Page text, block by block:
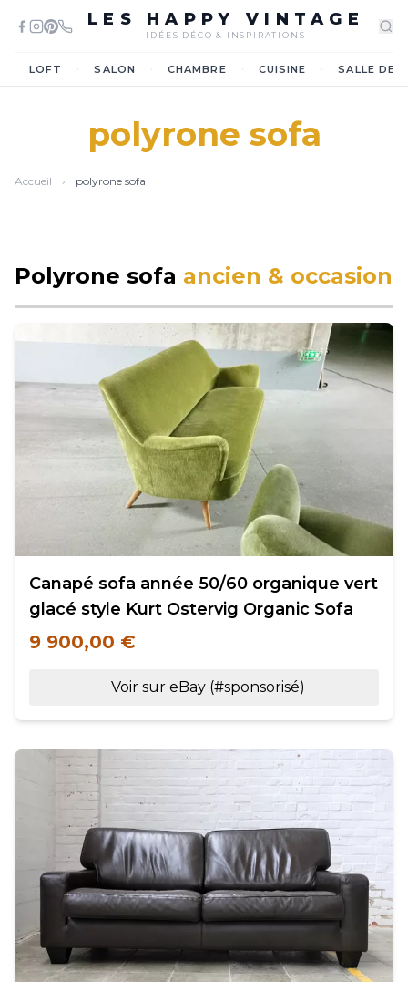
LES HAPPY VINTAGE
IDÉES DÉCO & INSPIRATIONS
LOFT SALON CHAMBRE CUISINE SALLE DE
polyrone sofa
Accueil › polyrone sofa
Polyrone sofa ancien & occasion
Canapé sofa année 50/60 organique vert
glacé style Kurt Ostervig Organic Sofa
9 900,00 €
Voir sur eBay (#sponsorisé)